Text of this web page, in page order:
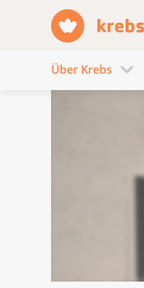
Über Krebs